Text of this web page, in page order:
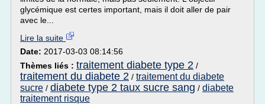
glycémique est certes important, mais il doit aller de pair
avec le...
Lire la suite
Date: 2017-03-03 08:14:56
Thèmes liés : traitement diabete type 2 /
traitement du diabete 2 / traitement du diabete
sucre / diabete type 2 taux sucre sang / diabete
traitement risque